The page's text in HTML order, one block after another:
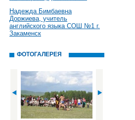
Надежда Бимбаевна
Доржиева, учитель
английского языка СОШ №1 г.
Закаменск
ФОТОГАЛЕРЕЯ